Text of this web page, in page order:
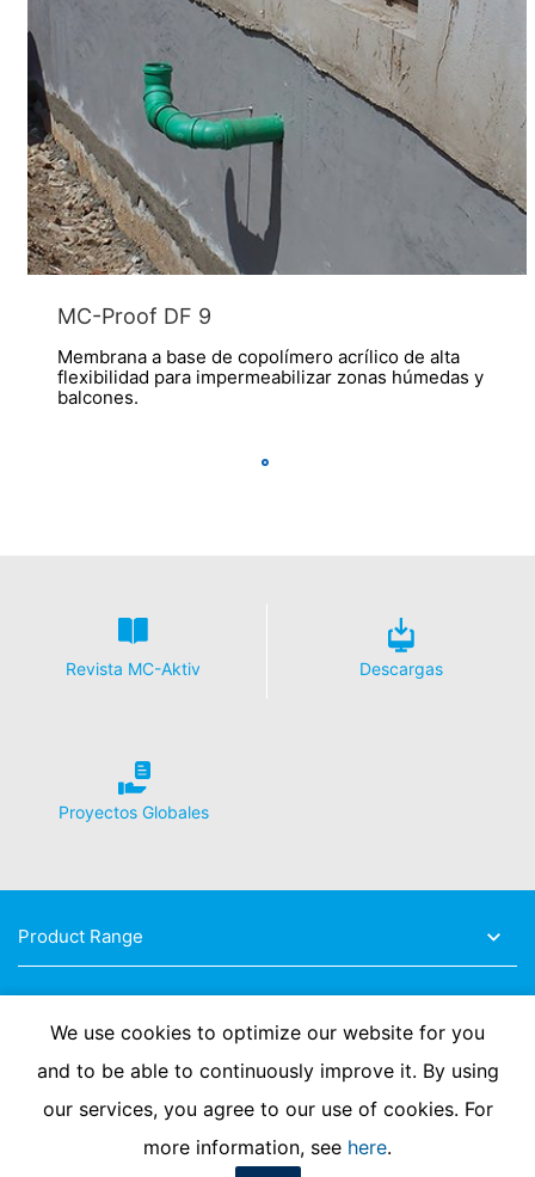
MC-Proof DF 9
Membrana a base de copolímero acrílico de alta
flexibilidad para impermeabilizar zonas húmedas y
balcones.
Revista MC-Aktiv Descargas
Proyectos Globales
Product Range
We use cookies to optimize our website for you
and to be able to continuously improve it. By using
our services, you agree to our use of cookies. For
more information, see here.